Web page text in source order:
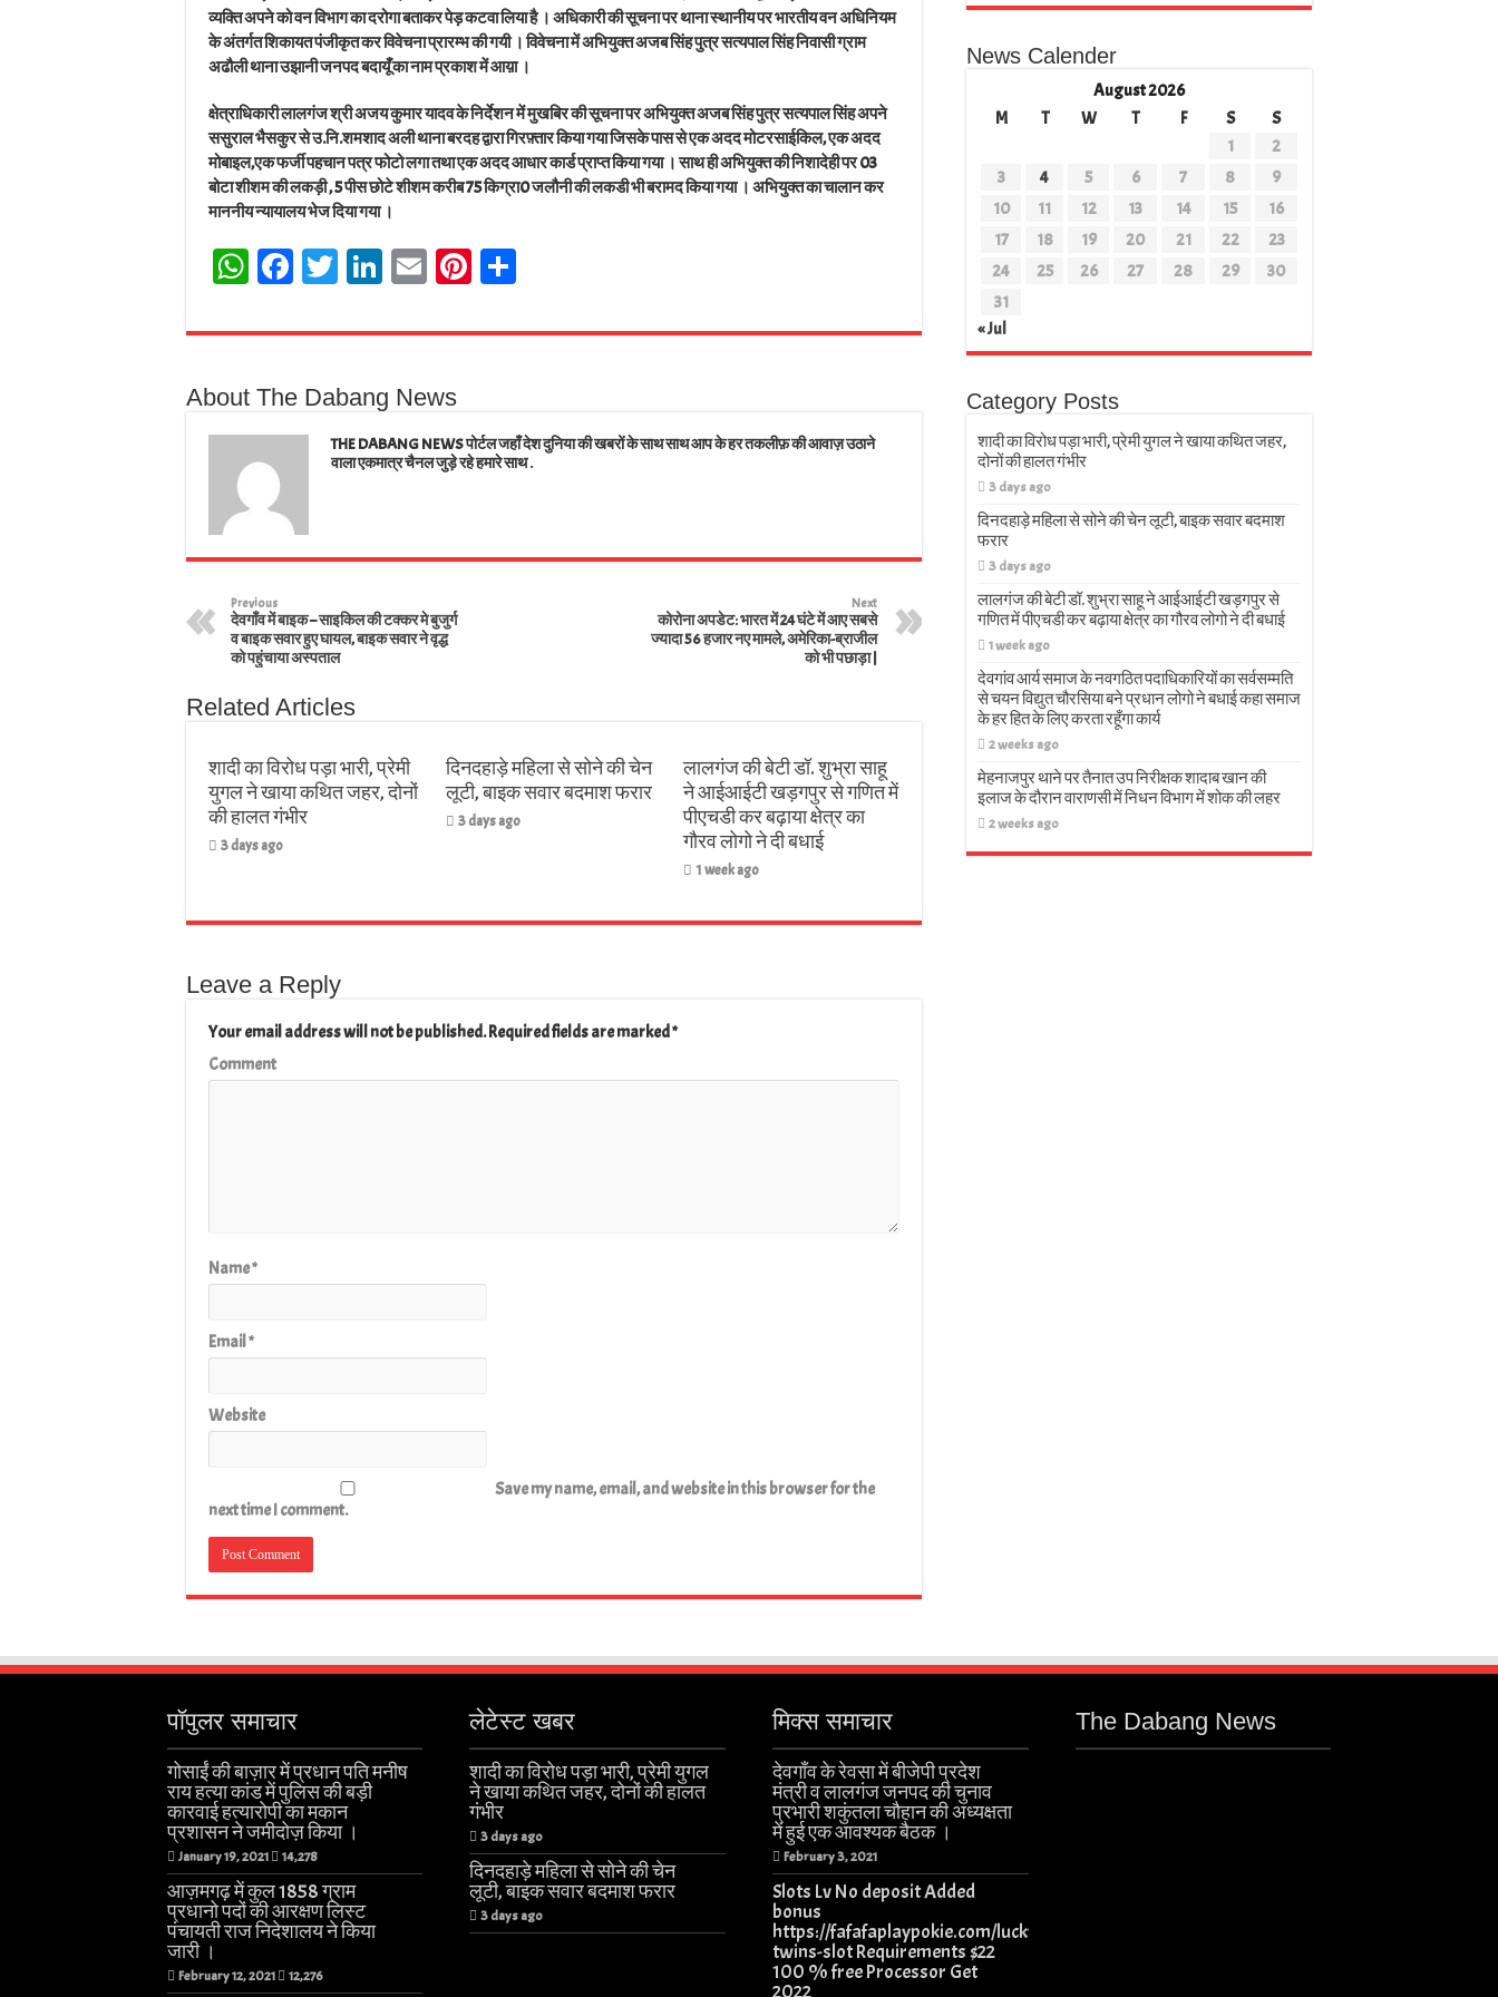
व्यक्ति अपने को वन विभाग का दरोगा बताकर पेड़ कटवा लिया है । अधिकारी की सूचना पर थाना स्थानीय पर भारतीय वन अधिनियम
के अंतर्गत शिकायत पंजीकृत कर विवेचना प्रारम्भ की गयी । विवेचना में अभियुक्त अजब सिंह पुत्र सत्यपाल सिंह निवासी ग्राम
अढौली थाना उझानी जनपद बदायूँ का नाम प्रकाश में आय़ा ।
क्षेत्राधिकारी लालगंज श्री अजय कुमार यादव के निर्देशन में मुखबिर की सूचना पर अभियुक्त अजब सिंह पुत्र सत्यपाल सिंह अपने
ससुराल भैसकुर से उ.नि.शमशाद अली थाना बरदह द्वारा गिरफ़्तार किया गया जिसके पास से एक अदद मोटरसाईकिल, एक अदद
मोबाइल,एक फर्जी पहचान पत्र फोटो लगा तथा एक अदद आधार कार्ड प्राप्त किया गया । साथ ही अभियुक्त की निशादेही पर 03
बोटा शीशम की लकड़ी , 5 पीस छोटे शीशम करीब 75 किग्रा0 जलौनी की लकडी भी बरामद किया गया । अभियुक्त का चालान कर
माननीय न्यायालय भेज दिया गया ।
W
ts
pp
Fa
bo
T
tt
Li
ed
E
ail
Pi
er e
About The Dabang News
THE DABANG NEWS पोर्टल जहाँ देश दुनिया की खबरों के साथ साथ आप के हर तकलीफ़ की आवाज़ उठाने
वाला एकमात्र चैनल जुड़े रहे हमारे साथ .
Previous
देवगाँव में बाइक – साइकिल की टक्कर मे बुजुर्ग
व बाइक सवार हुए घायल, बाइक सवार ने वृद्ध
को पहुंचाया अस्पताल
Next
कोरोना अपडेट: भारत में 24 घंटे में आए सबसे
ज्यादा 56 हजार नए मामले, अमेरिका-ब्राजील
को भी पछाड़ा |
Related Articles
शादी का विरोध पड़ा भारी, प्रेमी
युगल ने खाया कथित जहर, दोनों
की हालत गंभीर
3 days ago
दिनदहाड़े महिला से सोने की चेन
लूटी, बाइक सवार बदमाश फरार
3 days ago
लालगंज की बेटी डॉ. शुभ्रा साहू
ने आईआईटी खड़गपुर से गणित में
पीएचडी कर बढ़ाया क्षेत्र का
गौरव लोगो ने दी बधाई
1 week ago
Leave a Reply
Your email address will not be published.Required fields are marked*
Comment
Name*
Email*
Website
Save my name, email, and website in this browser for the
next time I comment.
News Calender
August 2026
M
T W T F S
S
1
2
3
4 5 6 7 8
9
10
11 12 13 14 15
16
17
18 19 20 21 22
23
24
25 26 27 28 29
30
31
« Jul
Category Posts
शादी का विरोध पड़ा भारी, प्रेमी युगल ने खाया कथित जहर,
दोनों की हालत गंभीर
3 days ago
दिनदहाड़े महिला से सोने की चेन लूटी, बाइक सवार बदमाश
फरार
3 days ago
लालगंज की बेटी डॉ. शुभ्रा साहू ने आईआईटी खड़गपुर से
गणित में पीएचडी कर बढ़ाया क्षेत्र का गौरव लोगो ने दी बधाई
1 week ago
देवगांव आर्य समाज के नवगठित पदाधिकारियों का सर्वसम्मति
से चयन विद्युत चौरसिया बने प्रधान लोगो ने बधाई कहा समाज
के हर हित के लिए करता रहूँगा कार्य
2 weeks ago
मेहनाजपुर थाने पर तैनात उप निरीक्षक शादाब खान की
इलाज के दौरान वाराणसी में निधन विभाग में शोक की लहर
2 weeks ago
पॉपुलर समाचार
गोसाईं की बाज़ार में प्रधान पति मनीष
राय हत्या कांड में पुलिस की बड़ी
कारवाई हत्यारोपी का मकान
प्रशासन ने जमीदोज़ किया ।
January 19, 2021 14,278
आज़मगढ़ में कुल 1858 ग्राम
प्रधानो पदों की आरक्षण लिस्ट
पंचायती राज निदेशालय ने किया
जारी ।
February 12, 2021 12,276
लेटेस्ट खबर
शादी का विरोध पड़ा भारी, प्रेमी युगल
ने खाया कथित जहर, दोनों की हालत
गंभीर
3 days ago
दिनदहाड़े महिला से सोने की चेन
लूटी, बाइक सवार बदमाश फरार
3 days ago
मिक्स समाचार
देवगाँव के रेवसा में बीजेपी प्रदेश
मंत्री व लालगंज जनपद की चुनाव
प्रभारी शकुंतला चौहान की अध्यक्षता
में हुई एक आवश्यक बैठक ।
February 3, 2021
Slots Lv No deposit Added
bonus
https://fafafaplaypokie.com/lucky-
twins-slot Requirements $22
100 % free Processor Get
2022
The Dabang News